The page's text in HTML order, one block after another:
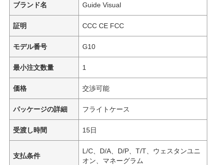
ブランド名 Guide Visual
証明 CCC CE FCC
モデル番号 G10
最小注文数量 1
価格 交渉可能
パッケージの詳細 フライトケース
受渡し時間 15日
支払条件
L/C、D/A、D/P、T/T、ウェスタンユニ
オン、マネーグラム